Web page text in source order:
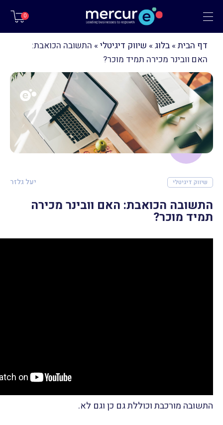
תפריט 0
דף הבית » בלוג » שיווק דיגיטלי » התשובה הכואבת:
האם וובינר מכירה תמיד מוכר?
שיווק דיגיטלי יעל גלזר
התשובה הכואבת: האם וובינר מכירה
תמיד מוכר?
התשובה מורכבת וכוללת גם כן וגם לא.